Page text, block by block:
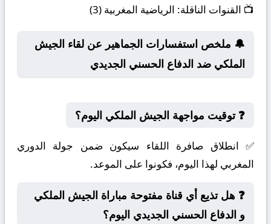
📺 القنوات الناقلة: الرياضية المغربية (3)
🔔 ملخص استفسارات الجماهير عن لقاء الجيش
الملكي ضد الدفاع الحسني الجديدي
❓ توقيت مواجهة الجيش الملكي اليوم؟
✅ انطلاق صافرة اللقاء سيكون ضمن جولة الدوري
المغربي لهذا اليوم، فكونوا على الموعد.
❓ هل تذيع أي قناة مفتوحة مباراة الجيش الملكي
و الدفاع الحسني الجديدي اليوم؟